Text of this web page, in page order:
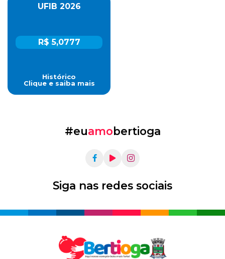
UFIB 2026
R$ 5,0777
Histórico
Clique e saiba mais
#euamobertioga
Siga nas redes sociais